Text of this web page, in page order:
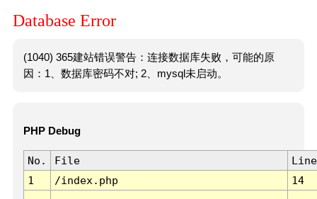
Database Error
(1040) 365建站错误警告：连接数据库失败，可能的原
因：1、数据库密码不对; 2、mysql未启动。
PHP Debug
No. File
Line
1
/index.php 14